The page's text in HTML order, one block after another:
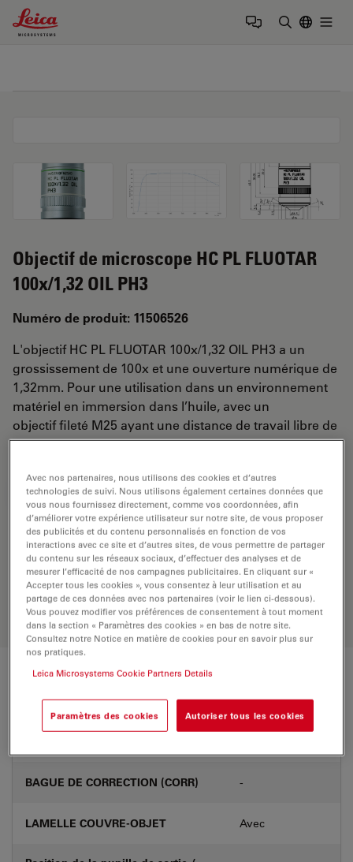
Leica Microsystems Logo
Objectif de microscope HC PL FLUOTAR
100x/1,32 OIL PH3
Numéro de produit: 11506526
L'objectif HC PL FLUOTAR 100x/1,32 OIL PH3 a un
grossissement de 100x et une ouverture numérique de
1,32mm. Pour une utilisation dans un environnement
matériel en immersion dans l’huile, avec un
objectif fileté M25 ayant une distance de travail libre de
0,18 mm et un NC (numéro de champ) de 25.
DEMANDE DE DEVIS
Découvrez la solution idéale.
Explorez notresélecteur d’objectifs
comparez les alternatives et trouvez
l’option la mieux adaptée à vos
besoins.
Caractéristiques techniques
BAGUE DE CORRECTION (CORR) -
LAMELLE COUVRE-OBJET Avec
Avec nos partenaires, nous utilisons des cookies et d’autres
technologies de suivi. Nous utilisons également certaines données que
vous nous fournissez directement, comme vos coordonnées, afin
d’améliorer votre expérience utilisateur sur notre site, de vous proposer
des publicités et du contenu personnalisés en fonction de vos
interactions avec ce site et d’autres sites, de vous permettre de partager
du contenu sur les réseaux sociaux, d’effectuer des analyses et de
mesurer l’efficacité de nos campagnes publicitaires. En cliquant sur «
Accepter tous les cookies », vous consentez à leur utilisation et au
partage de ces données avec nos partenaires (voir le lien ci-dessous).
Vous pouvez modifier vos préférences de consentement à tout moment
dans la section « Paramètres des cookies » en bas de notre site.
Consultez notre Notice en matière de cookies pour en savoir plus sur
nos pratiques.
Leica Microsystems Cookie Partners Details
Paramètres des cookies Autoriser tous les cookies